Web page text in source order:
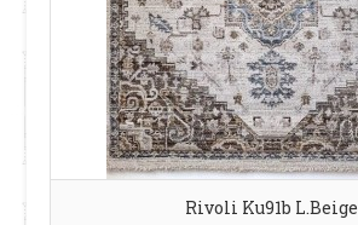
Rivoli Ku91b L.beige